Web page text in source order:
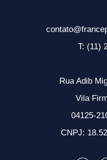
T: (11)
Rua Adib
Vila
04125-
CNPJ: